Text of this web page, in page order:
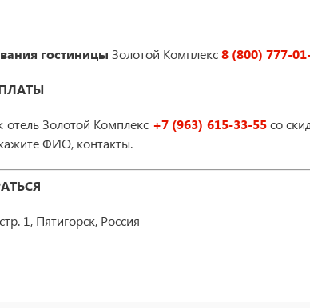
гостиницы Золотой Комплекс8 (800) 777-
отель Золотой Комплекс +7 (963) 615-33-55со
ФИО, контакты.
1, Пятигорск, Россия